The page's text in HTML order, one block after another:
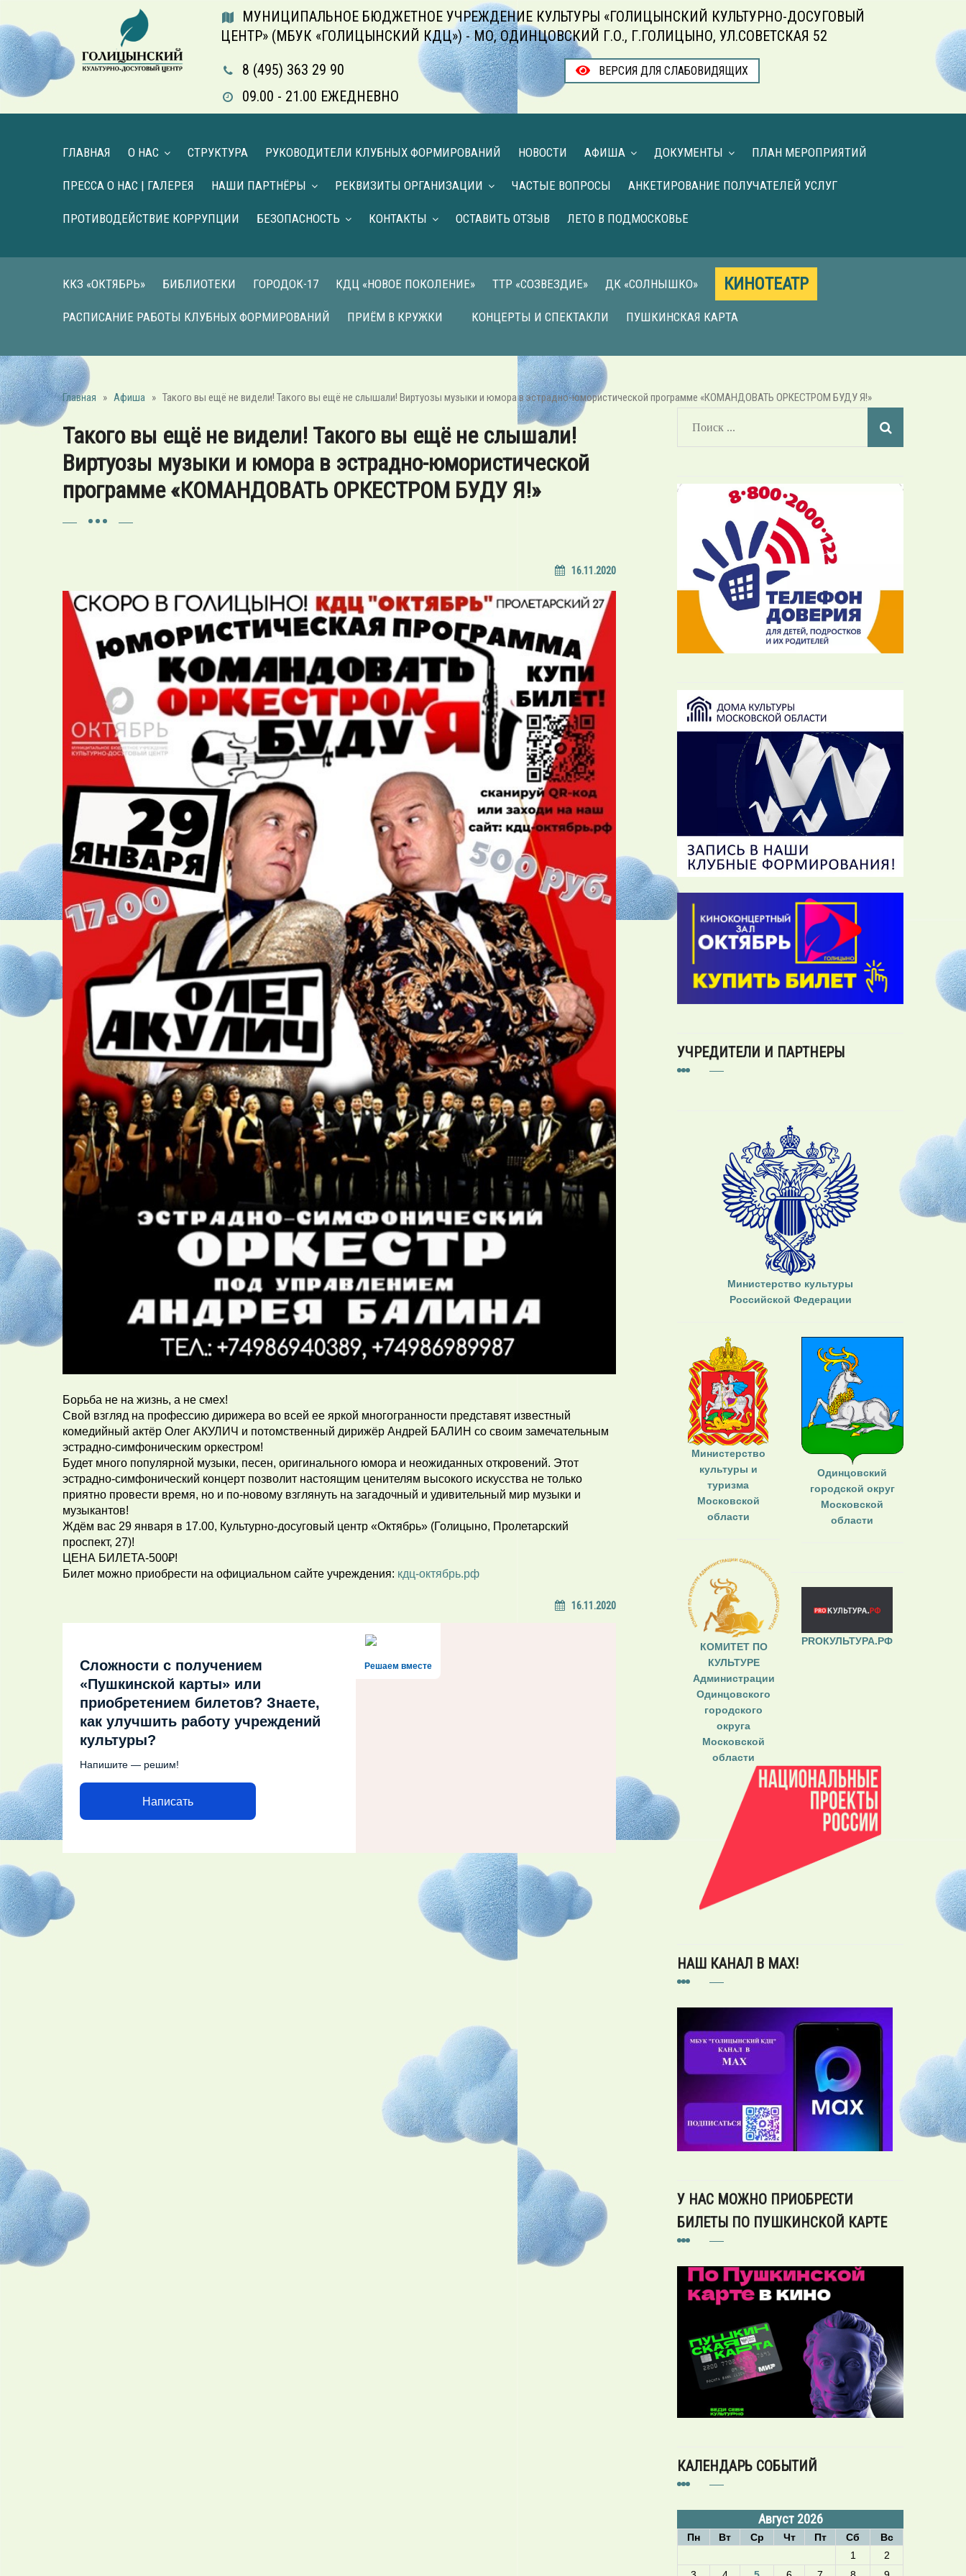
МУНИЦИПАЛЬНОЕ БЮДЖЕТНОЕ УЧРЕЖДЕНИЕ КУЛЬТУРЫ «ГОЛИЦЫНСКИЙ КУЛЬТУРНО-ДОСУГОВЫЙ
ЦЕНТР» (МБУК «ГОЛИЦЫНСКИЙ КДЦ») - МО, ОДИНЦОВСКИЙ Г.О., Г.ГОЛИЦЫНО, УЛ.СОВЕТСКАЯ 52
8 (495) 363 29 90
09.00 - 21.00 ЕЖЕДНЕВНО
ВЕРСИЯ ДЛЯ СЛАБОВИДЯЩИХ
ГЛАВНАЯ О НАС СТРУКТУРА РУКОВОДИТЕЛИ КЛУБНЫХ ФОРМИРОВАНИЙ НОВОСТИ АФИША ДОКУМЕНТЫ ПЛАН МЕРОПРИЯТИЙ
ПРЕССА О НАС | ГАЛЕРЕЯ НАШИ ПАРТНЁРЫ РЕКВИЗИТЫ ОРГАНИЗАЦИИ ЧАСТЫЕ ВОПРОСЫ АНКЕТИРОВАНИЕ ПОЛУЧАТЕЛЕЙ УСЛУГ
ПРОТИВОДЕЙСТВИЕ КОРРУПЦИИ БЕЗОПАСНОСТЬ КОНТАКТЫ ОСТАВИТЬ ОТЗЫВ ЛЕТО В ПОДМОСКОВЬЕ
ККЗ «ОКТЯБРЬ» БИБЛИОТЕКИ ГОРОДОК-17 КДЦ «НОВОЕ ПОКОЛЕНИЕ» ТТР «СОЗВЕЗДИЕ» ДК «СОЛНЫШКО» КИНОТЕАТР
РАСПИСАНИЕ РАБОТЫ КЛУБНЫХ ФОРМИРОВАНИЙ ПРИЁМ В КРУЖКИ КОНЦЕРТЫ И СПЕКТАКЛИ ПУШКИНСКАЯ КАРТА
Главная » Афиша » Такого вы ещё не видели! Такого вы ещё не слышали! Виртуозы музыки и юмора в эстрадно-юмористической программе «КОМАНДОВАТЬ ОРКЕСТРОМ БУДУ Я!»
Такого вы ещё не видели! Такого вы ещё не слышали!
Виртуозы музыки и юмора в эстрадно-юмористической
программе «КОМАНДОВАТЬ ОРКЕСТРОМ БУДУ Я!»
16.11.2020
Борьба не на жизнь, а не смех!
Свой взгляд на профессию дирижера во всей ее яркой многогранности представят известный
комедийный актёр Олег АКУЛИЧ и потомственный дирижёр Андрей БАЛИН со своим замечательным
эстрадно-симфоническим оркестром!
Будет много популярной музыки, песен, оригинального юмора и неожиданных откровений. Этот
эстрадно-симфонический концерт позволит настоящим ценителям высокого искусства не только
приятно провести время, но и по-новому взглянуть на загадочный и удивительный мир музыки и
музыкантов!
Ждём вас 29 января в 17.00, Культурно-досуговый центр «Октябрь» (Голицыно, Пролетарский
проспект, 27)!
ЦЕНА БИЛЕТА-500₽!
Билет можно приобрести на официальном сайте учреждения: кдц-октябрь.рф
16.11.2020
Решаем вместе
Сложности с получением
«Пушкинской карты» или
приобретением билетов? Знаете,
как улучшить работу учреждений
культуры?
Напишите — решим!
Написать
УЧРЕДИТЕЛИ И ПАРТНЕРЫ
Министерство культуры
Российской Федерации
Министерство
культуры и
туризма
Московской
области
Одинцовский
городской округ
Московской
области
КОМИТЕТ ПО
КУЛЬТУРЕ
Администрации
Одинцовского
городского
округа
Московской
области
PROКУЛЬТУРА.РФ
НАШ КАНАЛ В MAX!
У НАС МОЖНО ПРИОБРЕСТИ
БИЛЕТЫ ПО ПУШКИНСКОЙ КАРТЕ
КАЛЕНДАРЬ СОБЫТИЙ
Август 2026
Пн Вт Ср Чт Пт Сб
Вс
1
2